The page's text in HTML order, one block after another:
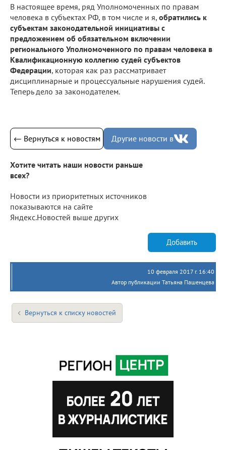
В настоящее время, ряд Уполномоченных по правам
человека в субъектах РФ, в том числе и я, обратились к
субъектам законодательной инициативы с
предложением об обязательном включении
регионального Уполномоченного по правам человека в
Квалификационную коллегию судей субъектов
Федерации, которая как раз рассматривает
дисциплинарные и процессуальные нарушения судей.
Теперь дело за законодателем.
← Вернуться к новостям Другие новости в
Хотите читать наши новости раньше
всех?
Новости из приоритетных источников
показываются на сайте
Яндекс.Новостей выше других
Добавить
10 февраля 2017 г. 16:40
Автор публикации Татьяна Пашенцева
Вернуться к списку новостей